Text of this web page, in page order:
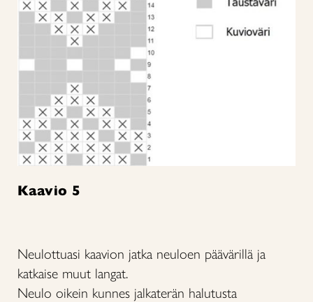
Kaavio 5
Neulottuasi kaavion jatka neuloen päävärillä ja
katkaise muut langat.
Neulo oikein kunnes jalkaterän halutusta